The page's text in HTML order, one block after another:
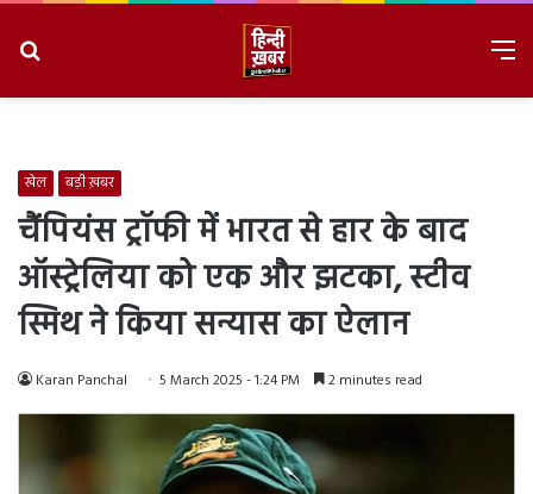
खेल बड़ी ख़बर
चैंपियंस ट्रॉफी में भारत से हार के बाद
ऑस्ट्रेलिया को एक और झटका, स्टीव
स्मिथ ने किया सन्यास का ऐलान
Karan Panchal 5 March 2025 - 1:24 PM 2 minutes read